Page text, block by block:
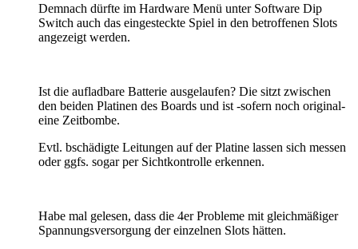
Demnach dürfte im Hardware Menü unter Software Dip
Switch auch das eingesteckte Spiel in den betroffenen Slots
angezeigt werden.
Ist die aufladbare Batterie ausgelaufen? Die sitzt zwischen
den beiden Platinen des Boards und ist -sofern noch original-
eine Zeitbombe.
Evtl. bschädigte Leitungen auf der Platine lassen sich messen
oder ggfs. sogar per Sichtkontrolle erkennen.
Habe mal gelesen, dass die 4er Probleme mit gleichmäßiger
Spannungsversorgung der einzelnen Slots hätten.